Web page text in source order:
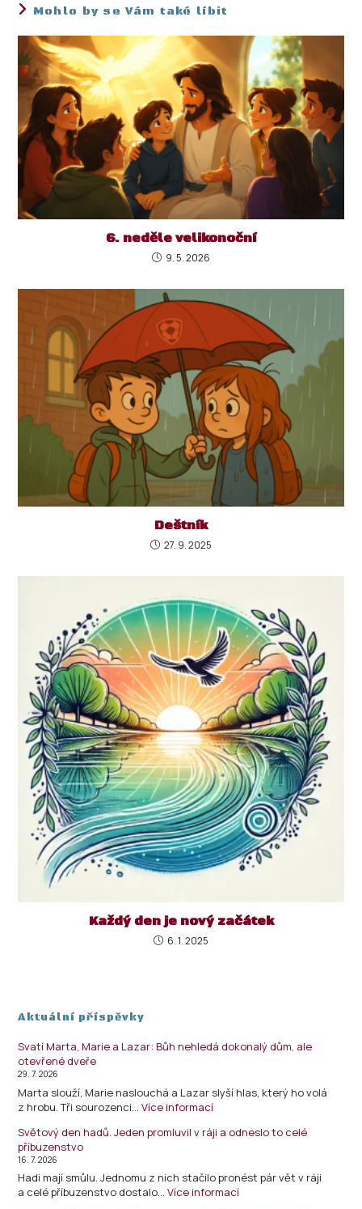
Mohlo by se Vám také líbit
6. neděle velikonoční
9. 5. 2026
Deštník
27. 9. 2025
Každý den je nový začátek
6. 1. 2025
Aktuální příspěvky
Svatí Marta, Marie a Lazar: Bůh nehledá dokonalý dům, ale
otevřené dveře
29. 7. 2026
Marta slouží, Marie naslouchá a Lazar slyší hlas, který ho volá
z hrobu. Tři sourozenci…Více informací
Světový den hadů. Jeden promluvil v ráji a odneslo to celé
příbuzenstvo
16. 7. 2026
Hadi mají smůlu. Jednomu z nich stačilo pronést pár vět v ráji
a celé příbuzenstvo dostalo…Více informací